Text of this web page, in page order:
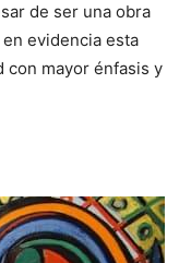
de ser una obra
evidencia esta
con mayor énfasis y